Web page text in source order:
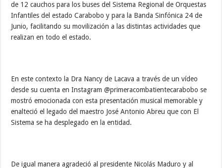
de 12 cauchos para los buses del Sistema Regional de Orquestas
Infantiles del estado Carabobo y para la Banda Sinfónica 24 de
Junio, facilitando su movilización a las distintas actividades que
realizan en todo el estado.
En este contexto la Dra Nancy de Lacava a través de un vídeo
desde su cuenta en Instagram @primeracombatientecarabobo se
mostró emocionada con esta presentación musical memorable y
enalteció el legado del maestro José Antonio Abreu que con El
Sistema se ha desplegado en la entidad.
De igual manera agradeció al presidente Nicolás Maduro y al